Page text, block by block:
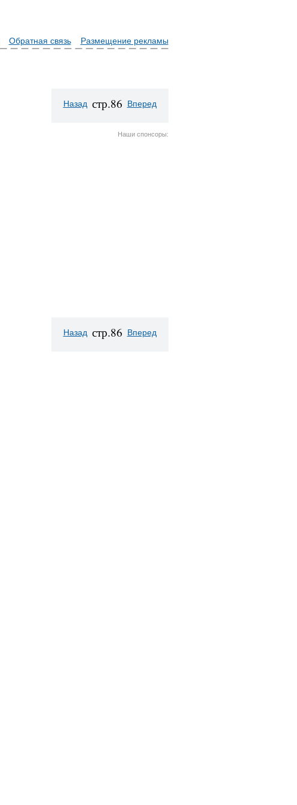
Обратная связь Размещение рекламы
Назад стр.86 Вперед
Наши спонсоры:
Назад стр.86 Вперед